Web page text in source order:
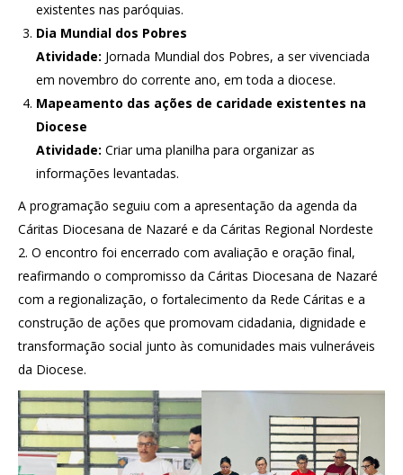
existentes nas paróquias.
Dia Mundial dos Pobres
Atividade: Jornada Mundial dos Pobres, a ser vivenciada
em novembro do corrente ano, em toda a diocese.
Mapeamento das ações de caridade existentes na
Diocese
Atividade: Criar uma planilha para organizar as
informações levantadas.
A programação seguiu com a apresentação da agenda da
Cáritas Diocesana de Nazaré e da Cáritas Regional Nordeste
2. O encontro foi encerrado com avaliação e oração final,
reafirmando o compromisso da Cáritas Diocesana de Nazaré
com a regionalização, o fortalecimento da Rede Cáritas e a
construção de ações que promovam cidadania, dignidade e
transformação social junto às comunidades mais vulneráveis
da Diocese.